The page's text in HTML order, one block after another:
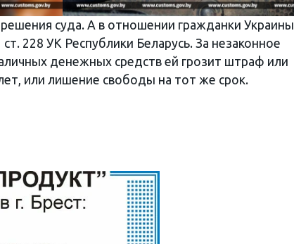
суда. А в отношении гражданки Украины
228 УК Республики Беларусь. За незаконное
денежных средств ей грозит штраф или
или лишение свободы на тот же срок.